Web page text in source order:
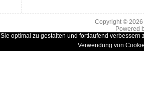
Copyright ©
Powered
optimal zu gestalten und fortlaufend
Verwendung von